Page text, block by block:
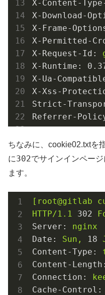
X-Content-
X-Download-
X-Frame-
X-Permitted-
X-Request-Id:
X-Runtime:
X-Ua-
X-Xss-
Strict-
Referrer-
ちなみに、cookie02.txtを
に302でサインインペー
ます。
[root@gitlab
HTTP/1.1
302
Server:
nginx
Date:
Sun, 18
Content-Type:
Content-Length:
Connection:
Cache-Control: